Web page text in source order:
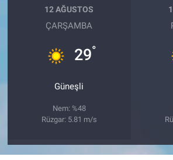
12 AĞUSTOS
ÇARŞAMBA
29°
Güneşli
Nem: %48
Rüzgar: 5.81 m/s